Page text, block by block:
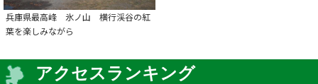
兵庫県最高峰 氷ノ山 横行渓谷の紅
葉を楽しみながら
アクセスランキング